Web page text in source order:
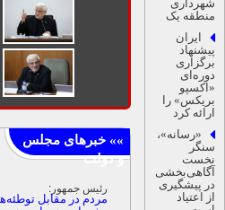
مردم در مقابل
توطئه‌های دشمنان،
همراه و هم‌صدا هستند
رئیس جمهور:
مردم در مقابل توطئه‌های
یک
ایران
را
کرد
«رسانه»،
پیشگیری
اعتیاد